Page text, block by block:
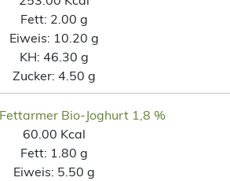
Fett: 2.00 g
Eiweis: 10.20 g
KH: 46.30 g
Zucker: 4.50 g
Bio-Joghurt 1,8 %
60.00 Kcal
Fett: 1.80 g
Eiweis: 5.50 g